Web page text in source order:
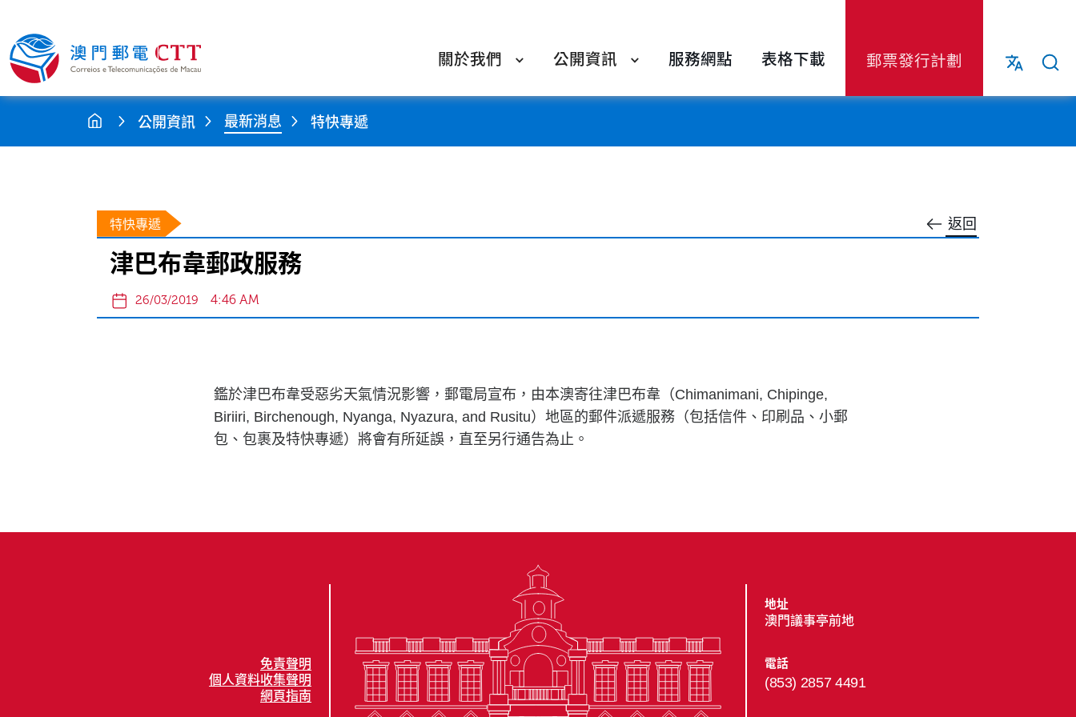
關於我們 公開資訊 服務網點 表格下載 郵票發行計劃
公開資訊 最新消息 特快專遞
返回
特快專遞
津巴布韋郵政服務
26/03/2019 4:46 AM
鑑於津巴布韋受惡劣天氣情況影響，郵電局宣布，由本澳寄往津巴布韋（Chimanimani, Chipinge,
Biriiri, Birchenough, Nyanga, Nyazura, and Rusitu）地區的郵件派遞服務（包括信件、印刷品、小郵
包、包裹及特快專遞）將會有所延誤，直至另行通告為止。
免責聲明
個人資料收集聲明
網頁指南
地址
澳門議事亭前地
電話
(853) 2857 4491